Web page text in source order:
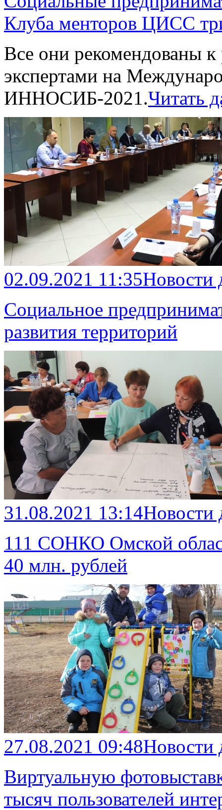
Клуба менторов ЦИСС
Все они рекомендованы
экспертами на
ИННОСИБ-2021.Читать
02.09.2021 11:35
Социальное
развития территорий
31.08.2021 13:14
111 СОНКО Омской
40 млн. рублей
27.08.2021 09:48
Виртуальную
тысяч пользователей